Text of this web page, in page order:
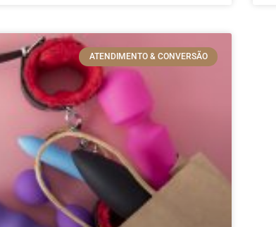
ATENDIMENTO & CONVERSÃO